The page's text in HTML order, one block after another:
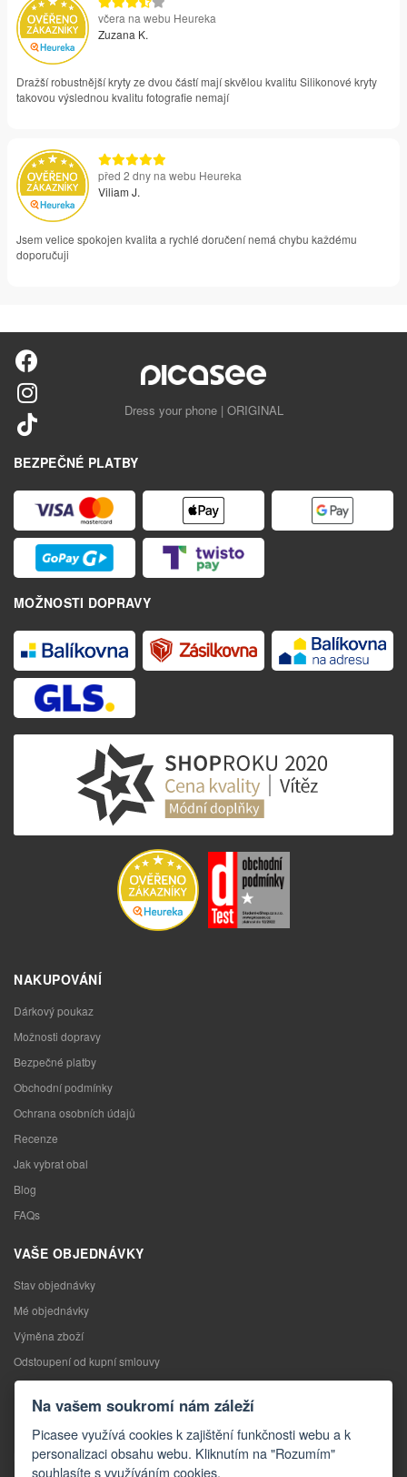
včera na webu Heureka
Zuzana K.
Dražší robustnější kryty ze dvou částí mají skvělou kvalitu Silikonové kryty
takovou výslednou kvalitu fotografie nemají
před 2 dny na webu Heureka
Viliam J.
Jsem velice spokojen kvalita a rychlé doručení nemá chybu každému
doporučuji
Dress your phone | ORIGINAL
BEZPEČNÉ PLATBY
MOŽNOSTI DOPRAVY
NAKUPOVÁNÍ
Dárkový poukaz
Možnosti dopravy
Bezpečné platby
Obchodní podmínky
Ochrana osobních údajů
Recenze
Jak vybrat obal
Blog
FAQs
VAŠE OBJEDNÁVKY
Stav objednávky
Mé objednávky
Výměna zboží
Odstoupení od kupní smlouvy
Reklamace
Kontakty
Na vašem soukromí nám záleží
Picasee využívá cookies k zajištění funkčnosti webu a k
personalizaci obsahu webu. Kliknutím na "Rozumím"
souhlasíte s využíváním cookies.